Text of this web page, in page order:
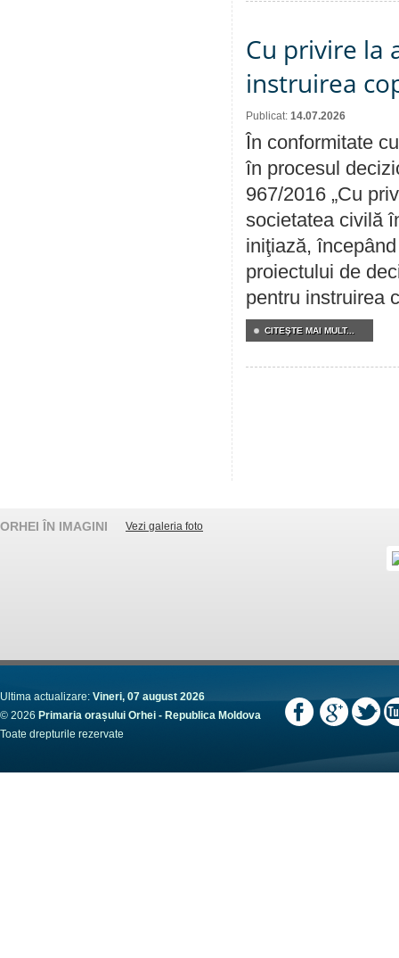
Cu privire la
instruirea
Publicat: 14.07.2026
În conformitate
în procesul
967/2016 „Cu
societatea civilă
iniţiază,
proiectului de
pentru instruirea
CITEŞTE MAI MULT...
ORHEI ÎN IMAGINI Vezi galeria foto
Ultima actualizare: Vineri, 07 august 2026
© 2026 Primaria orașului Orhei - Republica Moldova
Toate drepturile rezervate